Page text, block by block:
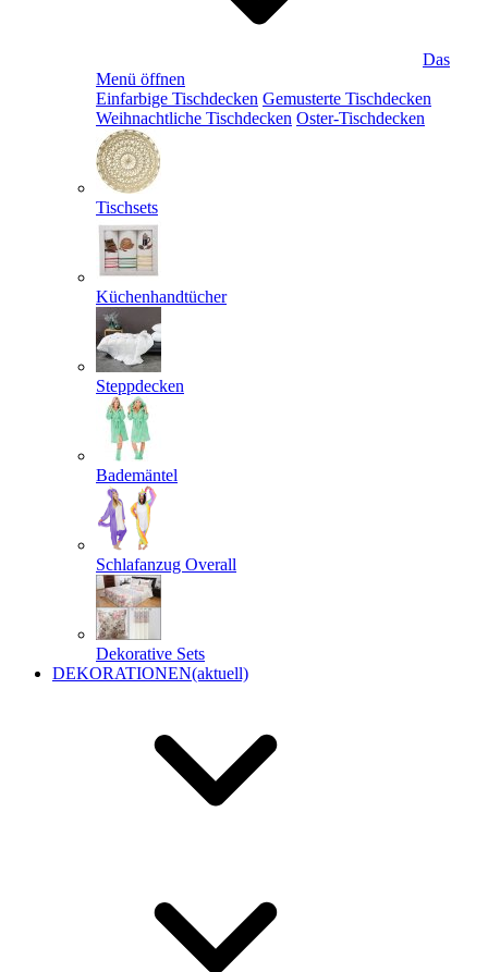
Das
Menü öffnen
Einfarbige Tischdecken Gemusterte Tischdecken
Weihnachtliche Tischdecken Oster-Tischdecken
Tischsets
Küchenhandtücher
Steppdecken
Bademäntel
Schlafanzug Overall
Dekorative Sets
DEKORATIONEN(aktuell)